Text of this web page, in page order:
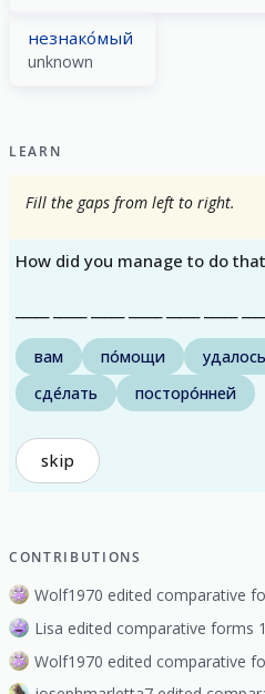
незнако́мый
unknown
LEARN
Fill the gaps from left to right.
How did you manage to do
_____ _____ _____ _____ _____ _____
вам по́мощи удалось
сде́лать
посторо́нней
skip
CONTRIBUTIONS
Wolf1970 edited comparative
Lisa edited comparative forms
Wolf1970 edited comparative